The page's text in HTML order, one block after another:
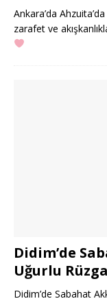
Ankara’da
zarafet ve
Didim’de
Uğurlu
Didim’de Sabahat